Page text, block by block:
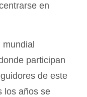
en
participan
de este
los años se